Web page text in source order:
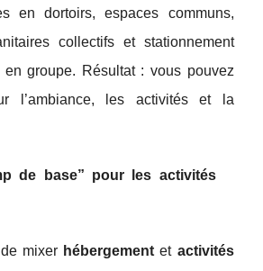
en dortoirs, espaces communs,
collectifs et stationnement
groupe. Résultat : vous pouvez
l’ambiance, les activités et la
de base” pour les activités
mixer hébergement et activités